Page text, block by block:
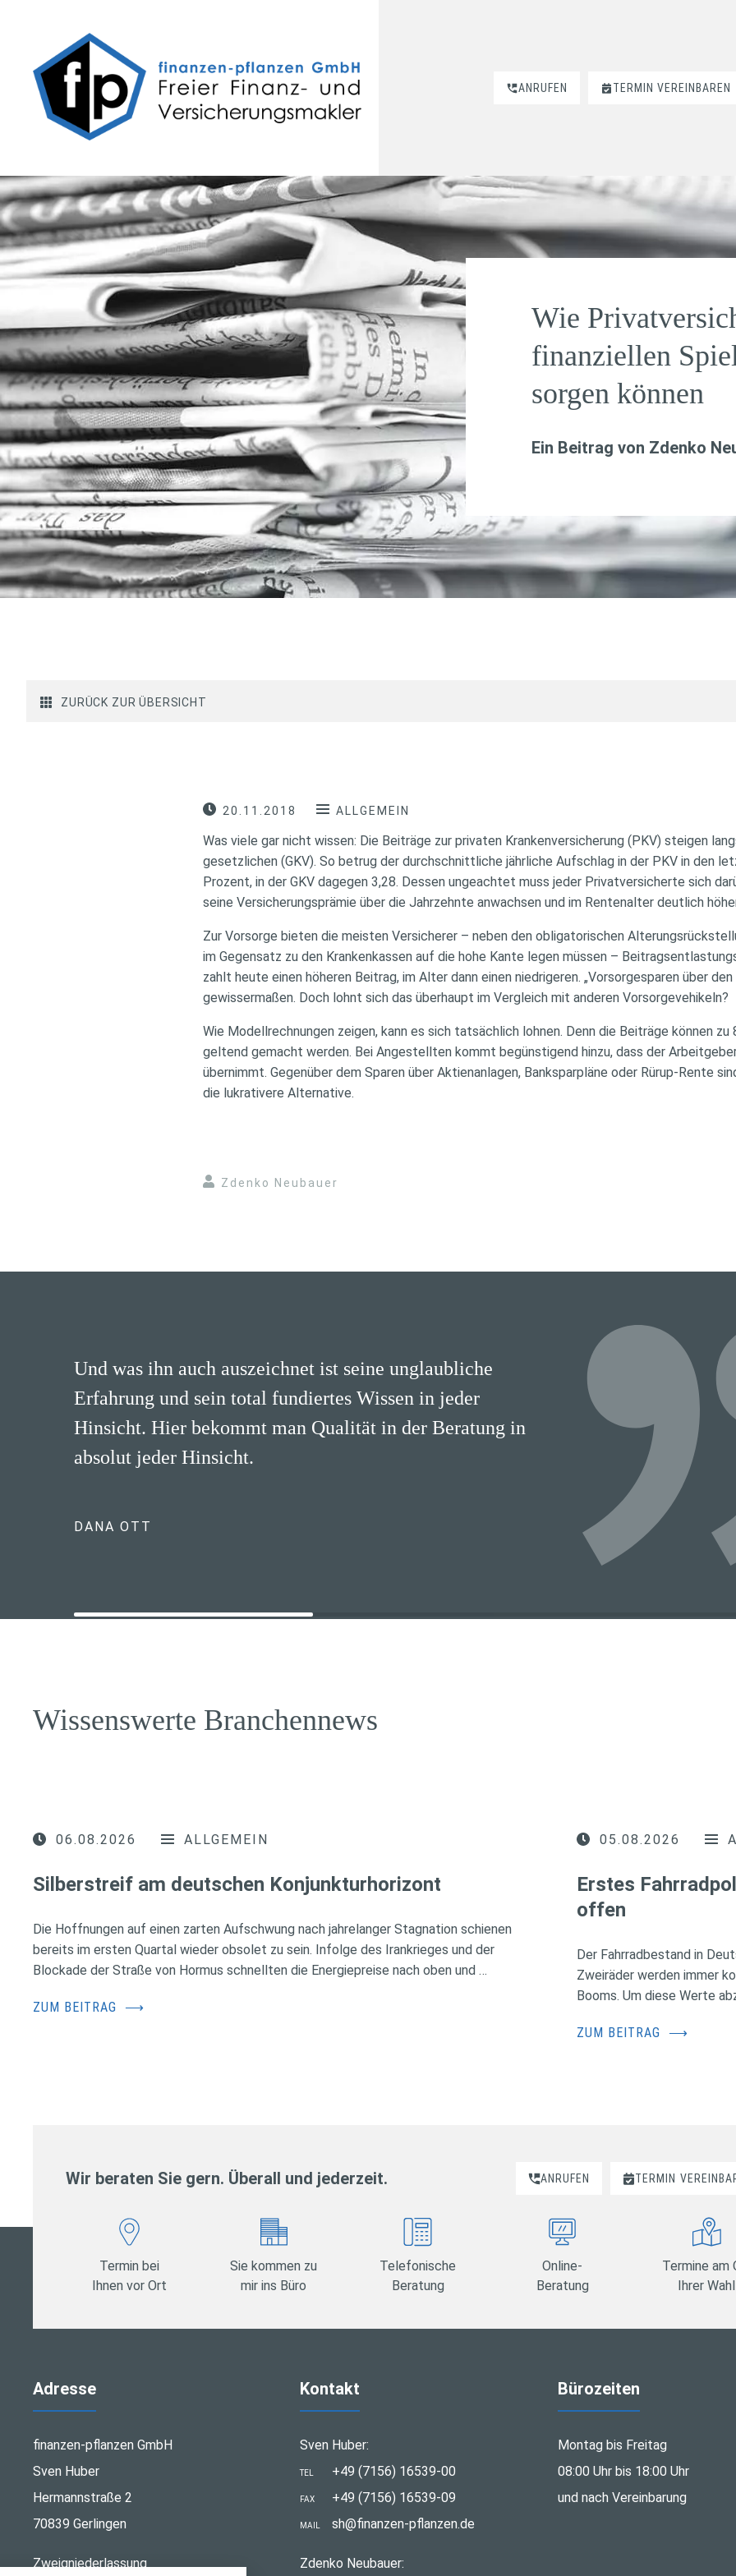
ANRUFEN TERMIN VEREINBAREN
Wie
finanziellen
sorgen können
Ein Beitrag von Zdenko
ZURÜCK ZUR ÜBERSICHT
20.11.2018 ALLGEMEIN
Was viele gar nicht wissen: Die Beiträge zur privaten Krankenversicherung (PKV) steigen
gesetzlichen (GKV). So betrug der durchschnittliche jährliche Aufschlag in der PKV in den
Prozent, in der GKV dagegen 3,28. Dessen ungeachtet muss jeder Privatversicherte sich
seine Versicherungsprämie über die Jahrzehnte anwachsen und im Rentenalter deutlich
Zur Vorsorge bieten die meisten Versicherer – neben den obligatorischen
im Gegensatz zu den Krankenkassen auf die hohe Kante legen müssen –
zahlt heute einen höheren Beitrag, im Alter dann einen niedrigeren. „Vorsorgesparen über den
gewissermaßen. Doch lohnt sich das überhaupt im Vergleich mit anderen Vorsorgevehikeln?
Wie Modellrechnungen zeigen, kann es sich tatsächlich lohnen. Denn die Beiträge können
geltend gemacht werden. Bei Angestellten kommt begünstigend hinzu, dass der
übernimmt. Gegenüber dem Sparen über Aktienanlagen, Banksparpläne oder Rürup-Rente
die lukrativere Alternative.
Zdenko Neubauer
Und was ihn auch auszeichnet ist seine unglaubliche
Erfahrung und sein total fundiertes Wissen in jeder
Hinsicht. Hier bekommt man Qualität in der Beratung in
absolut jeder Hinsicht.
DANA OTT
Wissenswerte Branchennews
06.08.2026 ALLGEMEIN
Silberstreif am deutschen Konjunkturhorizont
Die Hoffnungen auf einen zarten Aufschwung nach jahrelanger Stagnation schienen
bereits im ersten Quartal wieder obsolet zu sein. Infolge des Irankrieges und der
Blockade der Straße von Hormus schnellten die Energiepreise nach oben und …
ZUM BEITRAG ⟶
05.08.2026
Erstes
offen
Der Fahrradbestand in
Zweiräder werden immer
Booms. Um diese Werte
ZUM BEITRAG ⟶
Wir beraten Sie gern. Überall und jederzeit. ANRUFEN TERMIN
Termin bei
Ihnen vor Ort
Sie kommen zu
mir ins Büro
Telefonische
Beratung
Online-
Beratung
Termine am
Ihrer Wahl
Adresse
finanzen-pflanzen GmbH
Sven Huber
Hermannstraße 2
70839 Gerlingen
Zweigniederlassung
Kontakt
Sven Huber:
TEL +49 (7156) 16539-00
FAX +49 (7156) 16539-09
MAIL sh@finanzen-pflanzen.de
Zdenko Neubauer:
Bürozeiten
Montag bis Freitag
08:00 Uhr bis 18:00 Uhr
und nach Vereinbarung